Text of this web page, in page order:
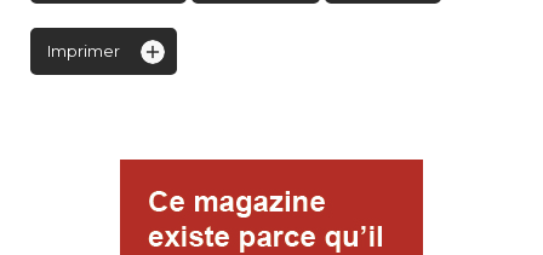
Imprimer